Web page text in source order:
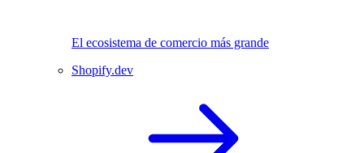
El ecosistema de comercio más grande
Shopify.dev